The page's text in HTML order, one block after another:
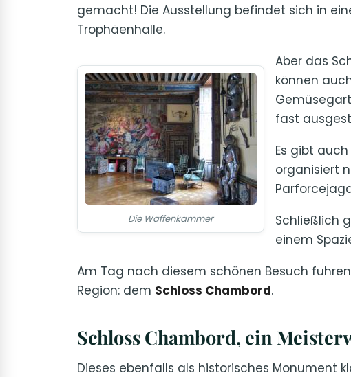
gemacht! Die Ausstellung befindet sich in
Trophäenhalle.
Die Waffenkammer
Aber das
können
fast
Es gibt
organisiert
Schließlich
einem
Am Tag nach diesem schönen Besuch
Region: dem Schloss Chambord.
Schloss Chambord, ein
Dieses ebenfalls als historisches Monument